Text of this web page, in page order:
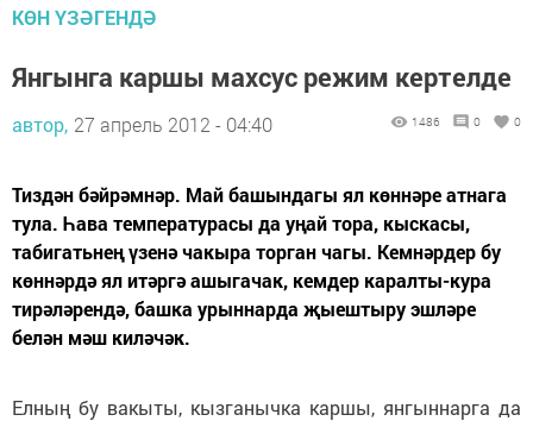
КӨН ҮЗӘГЕНДӘ
Янгынга каршы махсус режим кертелде
автор, 27 апрель 2012 - 04:40 1486 0 0
Тиздән бәйрәмнәр. Май башындагы ял көннәре атнага
тула. Һава температурасы да уңай тора, кыскасы,
табигатьнең үзенә чакыра торган чагы. Кемнәрдер бу
көннәрдә ял итәргә ашыгачак, кемдер каралты-кура
тирәләрендә, башка урыннарда җыештыру эшләре
белән мәш киләчәк.
Елның бу вакыты, кызганычка каршы, янгыннарга да